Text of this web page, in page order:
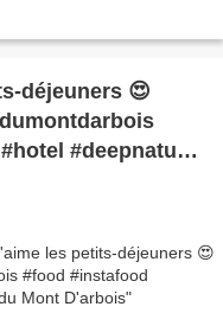
déjeuners 😍
#deepnature